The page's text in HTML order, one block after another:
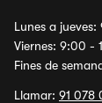
Lunes a
Viernes: 9:00 -
Fines de
Llamar: 91 078